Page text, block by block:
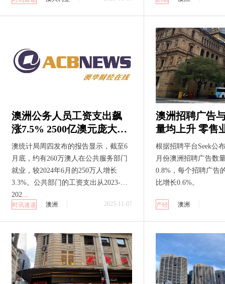
澳洲公务人员工资支出飙
涨7.5% 2500亿澳元庞大工
资账引质疑
澳统计局周四发布的报告显示，截至6
月底，约有260万澳人在公共服务部门
就业，较2024年6月的250万人增长
3.3%。公共部门的工资支出从2023-
202...
时讯速递 澳洲 2025-11-07
澳洲招聘广告
量均上升 零售
增幅最大
根据招聘平台Seek公
月份澳洲招聘广告数
0.8%，每个招聘广告
比增长0.6%。
产经 澳洲